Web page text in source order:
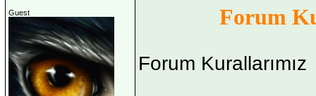
Guest Forum
Forum Kurallarımız